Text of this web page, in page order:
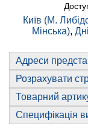
Київ (М.
Мінська),
Адреси
Розрахувати
Товарний
Специфікація